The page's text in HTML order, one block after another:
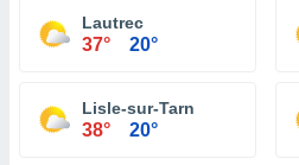
Lautrec
37° 20°
Lisle-sur-Tarn
38° 20°